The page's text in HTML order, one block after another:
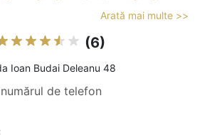
Arată mai multe >>
(6)
Ioan Budai Deleanu 48
de telefon